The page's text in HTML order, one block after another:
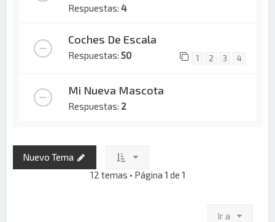
Respuestas:4
Coches De Escala
Respuestas:50 1 2 3 4
Mi Nueva Mascota
Respuestas: 2
Nuevo Tema
12 temas • Página 1 de 1
Ir a